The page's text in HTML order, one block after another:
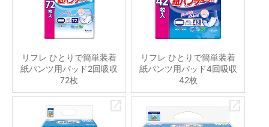
リフレ ひとりで簡単装着
紙パンツ用パッド2回吸収
72枚
リフレ ひとりで簡単装着
紙パンツ用パッド4回吸収
42枚